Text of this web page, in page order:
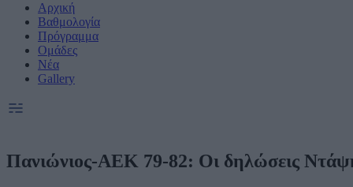
Αρχική
Βαθμολογία
Πρόγραμμα
Ομάδες
Νέα
Gallery
Πανιώνιος-ΑΕΚ 79-82: Οι δηλώσεις